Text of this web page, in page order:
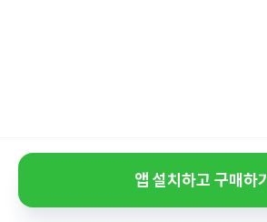
앱 설치하고 구매하기